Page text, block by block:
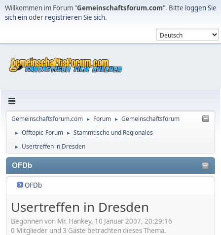
Willkommen im Forum "Gemeinschaftsforum.com". Bitte loggen Sie
sich einoder registrieren Sie sich.
Gemeinschaftsforum.com ► Forum ► Gemeinschaftsforum
► Offtopic-Forum ► Stammtische und Regionales
► Usertreffen in Dresden
OFDb
OFDb
Usertreffen in Dresden
Begonnen von Mr. Hankey, 10 Januar 2007, 20:29:16
0 Mitglieder und 3 Gäste betrachten dieses Thema.